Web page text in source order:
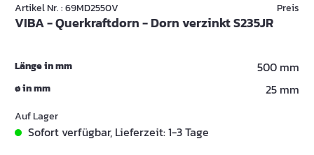
Artikel Nr. : 69MD2550V
VIBA - Querkraftdorn - Dorn verzinkt S235JR
Preis
Länge in mm 500 mm
ø in mm 25 mm
Auf Lager
Sofort verfügbar, Lieferzeit: 1-3 Tage